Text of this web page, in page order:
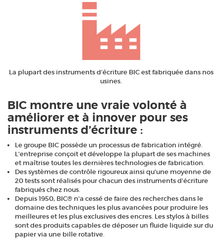
La plupart des instruments d’écriture BIC est fabriquée dans nos
usines.
BIC montre une vraie volonté à
améliorer et à innover pour ses
instruments d’écriture :
Le groupe BIC possède un processus de fabrication intégré.
L'entreprise conçoit et développe la plupart de ses machines
et maîtrise toutes les dernières technologies de fabrication.
Des systèmes de contrôle rigoureux ainsi qu'une moyenne de
20 tests sont réalisés pour chacun des instruments d'écriture
fabriqués chez nous.
Depuis 1950, BIC® n'a cessé de faire des recherches dans le
domaine des techniques les plus avancées pour produire les
meilleures et les plus exclusives des encres. Les stylos à billes
sont des produits capables de déposer un fluide liquide sur du
papier via une bille rotative.